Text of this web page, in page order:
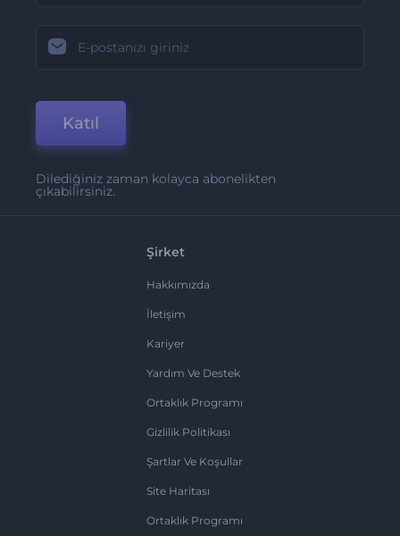
Katıl
Dilediğiniz zaman kolayca abonelikten
çıkabilirsiniz.
Şirket
Hakkımızda
İletişim
Kariyer
Yardım Ve Destek
Ortaklık Programı
Gizlilik Politikası
Şartlar Ve Koşullar
Site Haritası
Ortaklık Programı